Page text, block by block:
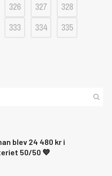
326 327
328
333 334
335
blev 24 480 kr i
50/50 💙